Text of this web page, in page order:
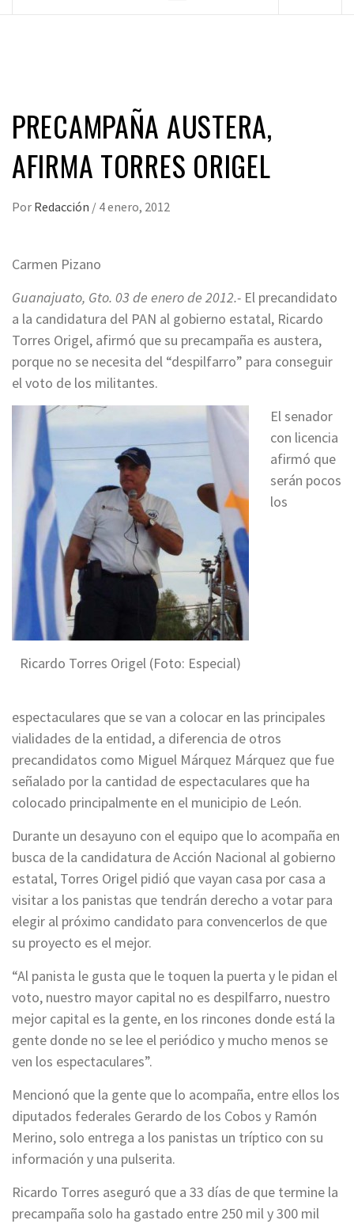
PRECAMPAÑA AUSTERA,
AFIRMA TORRES ORIGEL
Por Redacción / 4 enero, 2012
Carmen Pizano
Guanajuato, Gto. 03 de enero de 2012.- El precandidato
a la candidatura del PAN al gobierno estatal, Ricardo
Torres Origel, afirmó que su precampaña es austera,
porque no se necesita del “despilfarro” para conseguir
el voto de los militantes.
Ricardo Torres Origel (Foto: Especial)
El senador
con licencia
afirmó que
serán pocos
los
espectaculares que se van a colocar en las principales
vialidades de la entidad, a diferencia de otros
precandidatos como Miguel Márquez Márquez que fue
señalado por la cantidad de espectaculares que ha
colocado principalmente en el municipio de León.
Durante un desayuno con el equipo que lo acompaña en
busca de la candidatura de Acción Nacional al gobierno
estatal, Torres Origel pidió que vayan casa por casa a
visitar a los panistas que tendrán derecho a votar para
elegir al próximo candidato para convencerlos de que
su proyecto es el mejor.
“Al panista le gusta que le toquen la puerta y le pidan el
voto, nuestro mayor capital no es despilfarro, nuestro
mejor capital es la gente, en los rincones donde está la
gente donde no se lee el periódico y mucho menos se
ven los espectaculares”.
Mencionó que la gente que lo acompaña, entre ellos los
diputados federales Gerardo de los Cobos y Ramón
Merino, solo entrega a los panistas un tríptico con su
información y una pulserita.
Ricardo Torres aseguró que a 33 días de que termine la
precampaña solo ha gastado entre 250 mil y 300 mil